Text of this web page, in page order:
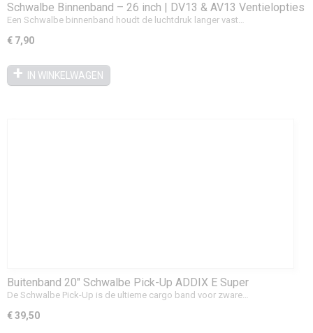
Schwalbe Binnenband – 26 inch | DV13 & AV13 Ventielopties
Een Schwalbe binnenband houdt de luchtdruk langer vast…
€ 7,90
IN WINKELWAGEN
Buitenband 20" Schwalbe Pick-Up ADDIX E Super
Defense 55-406 Zwart
De Schwalbe Pick-Up is de ultieme cargo band voor zware…
€ 39,50